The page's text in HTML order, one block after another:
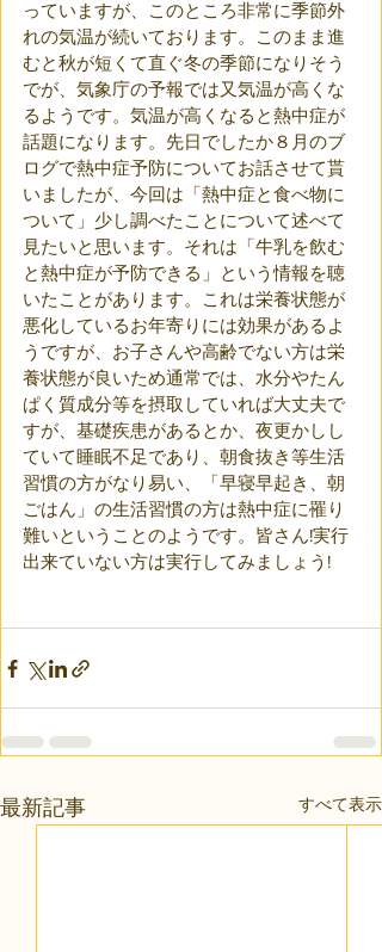
っていますが、このところ非常に季節外
れの気温が続いております。このまま進
むと秋が短くて直ぐ冬の季節になりそう
でが、気象庁の予報では又気温が高くな
るようです。気温が高くなると熱中症が
話題になります。先日でしたか８月のブ
ログで熱中症予防についてお話させて貰
いましたが、今回は「熱中症と食べ物に
ついて」少し調べたことについて述べて
見たいと思います。それは「牛乳を飲む
と熱中症が予防できる」という情報を聴
いたことがあります。これは栄養状態が
悪化しているお年寄りには効果があるよ
うですが、お子さんや高齢でない方は栄
養状態が良いため通常では、水分やたん
ぱく質成分等を摂取していれば大丈夫で
すが、基礎疾患があるとか、夜更かしし
ていて睡眠不足であり、朝食抜き等生活
習慣の方がなり易い、「早寝早起き、朝
ごはん」の生活習慣の方は熱中症に罹り
難いということのようです。皆さん!実行
出来ていない方は実行してみましょう!
最新記事 すべて表示